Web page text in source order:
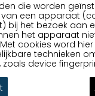
die worden
een apparaat
bij het bezoek aan
het apparaat
cookies word
technieken
zoals device